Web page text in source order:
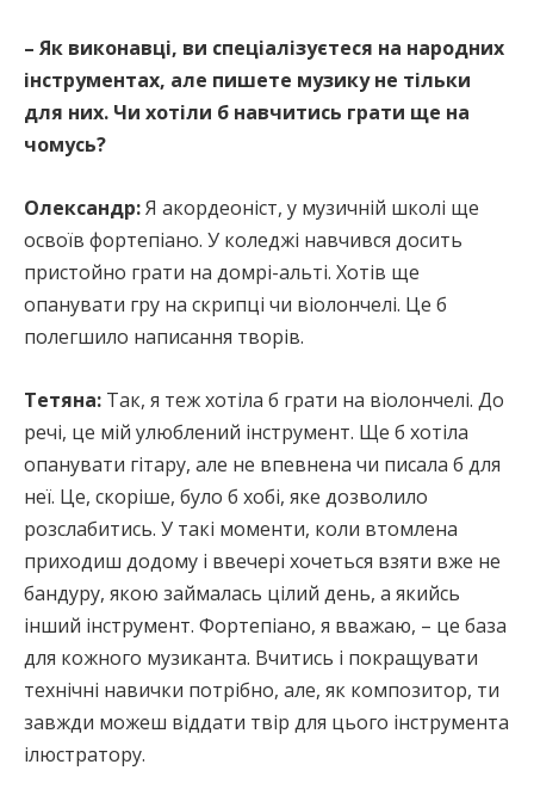
– Як виконавці, ви спеціалізуєтеся на народних
інструментах, але пишете музику не тільки
для них. Чи хотіли б навчитись грати ще на
чомусь?
Олександр:Я акордеоніст, у музичній школі ще
освоїв фортепіано. У коледжі навчився досить
пристойно грати на домрі-альті. Хотів ще
опанувати гру на скрипці чи віолончелі. Це б
полегшило написання творів.
Тетяна: Так, я теж хотіла б грати на віолончелі. До
речі, це мій улюблений інструмент. Ще б хотіла
опанувати гітару, але не впевнена чи писала б для
неї. Це, скоріше, було б хобі, яке дозволило
розслабитись. У такі моменти, коли втомлена
приходиш додому і ввечері хочеться взяти вже не
бандуру, якою займалась цілий день, а якийсь
інший інструмент. Фортепіано, я вважаю, – це база
для кожного музиканта. Вчитись і покращувати
технічні навички потрібно, але, як композитор, ти
завжди можеш віддати твір для цього інструмента
ілюстратору.